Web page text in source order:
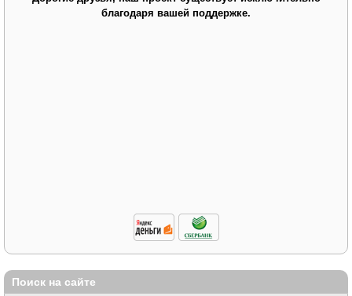
благодаря вашей поддержке.
Поиск на сайте